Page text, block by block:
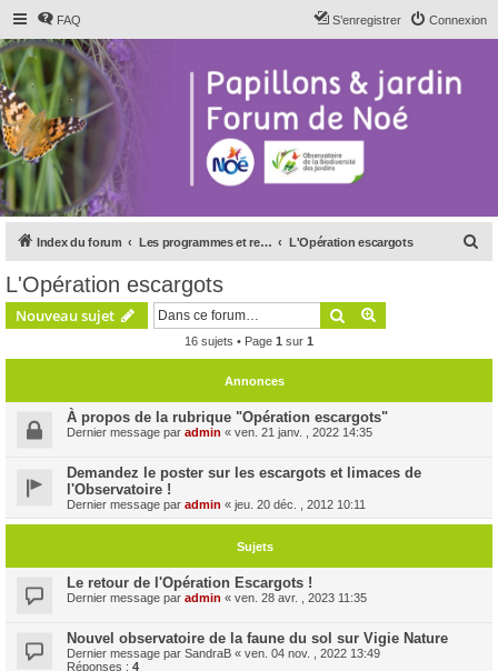
FAQ Connexion
S’enregistrer
Index du forum Les programmes et relais de Noé L'Opération escargots
c
L'Opération escargots
Nouveau sujet Rechercher
16 sujets • Page 1 sur 1
Annonces
À propos de la rubrique "Opération escargots"
Dernier message par admin « ven. 21 janv. , 2022 14:35
Demandez le poster sur les escargots et limaces de
l'Observatoire !
Dernier message par admin « jeu. 20 déc. , 2012 10:11
Sujets
Le retour de l'Opération Escargots !
Dernier message par admin « ven. 28 avr. , 2023 11:35
Nouvel observatoire de la faune du sol sur Vigie Nature
Dernier message par SandraB « ven. 04 nov. , 2022 13:49
Réponses : 4